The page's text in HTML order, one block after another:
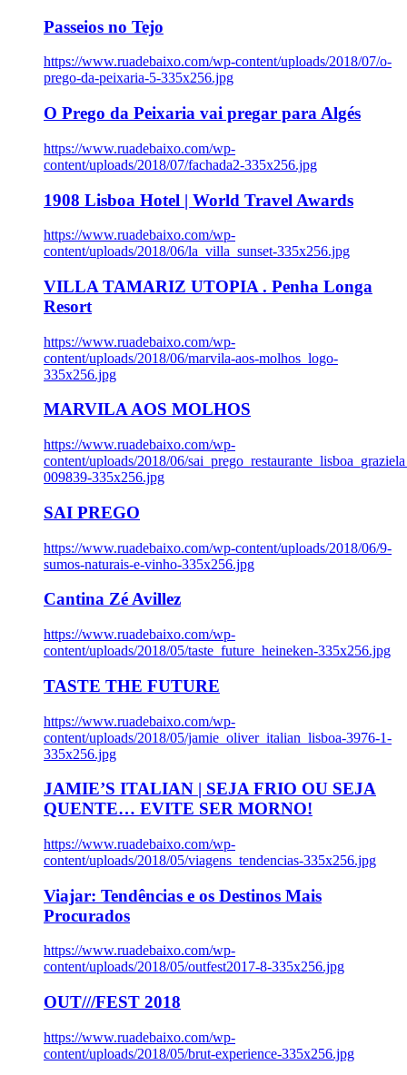
Passeios no Tejo
https://www.ruadebaixo.com/wp-content/uploads/2018/07/o-
prego-da-peixaria-5-335x256.jpg
O Prego da Peixaria vai pregar para Algés
https://www.ruadebaixo.com/wp-
content/uploads/2018/07/fachada2-335x256.jpg
1908 Lisboa Hotel | World Travel Awards
https://www.ruadebaixo.com/wp-
content/uploads/2018/06/la_villa_sunset-335x256.jpg
VILLA TAMARIZ UTOPIA . Penha Longa
Resort
https://www.ruadebaixo.com/wp-
content/uploads/2018/06/marvila-aos-molhos_logo-
335x256.jpg
MARVILA AOS MOLHOS
https://www.ruadebaixo.com/wp-
content/uploads/2018/06/
009839-335x256.jpg
SAI PREGO
https://www.ruadebaixo.com/wp-content/uploads/2018/06/9-
sumos-naturais-e-vinho-335x256.jpg
Cantina Zé Avillez
https://www.ruadebaixo.com/wp-
content/uploads/2018/05/taste_future_heineken-335x256.jpg
TASTE THE FUTURE
https://www.ruadebaixo.com/wp-
content/uploads/2018/05/jamie_oliver_italian_lisboa-3976-1-
335x256.jpg
JAMIE’S ITALIAN | SEJA FRIO OU SEJA
QUENTE… EVITE SER MORNO!
https://www.ruadebaixo.com/wp-
content/uploads/2018/05/viagens_tendencias-335x256.jpg
Viajar: Tendências e os Destinos Mais
Procurados
https://www.ruadebaixo.com/wp-
content/uploads/2018/05/outfest2017-8-335x256.jpg
OUT///FEST 2018
https://www.ruadebaixo.com/wp-
content/uploads/2018/05/brut-experience-335x256.jpg